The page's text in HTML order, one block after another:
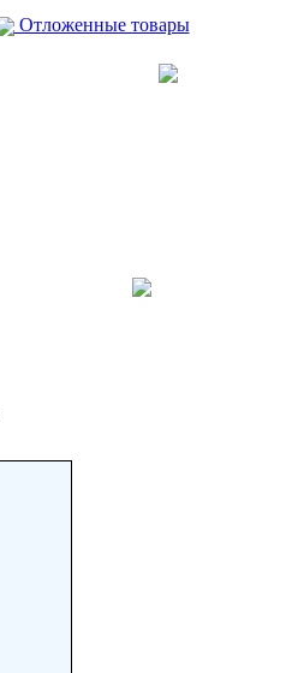
Отложенные товары